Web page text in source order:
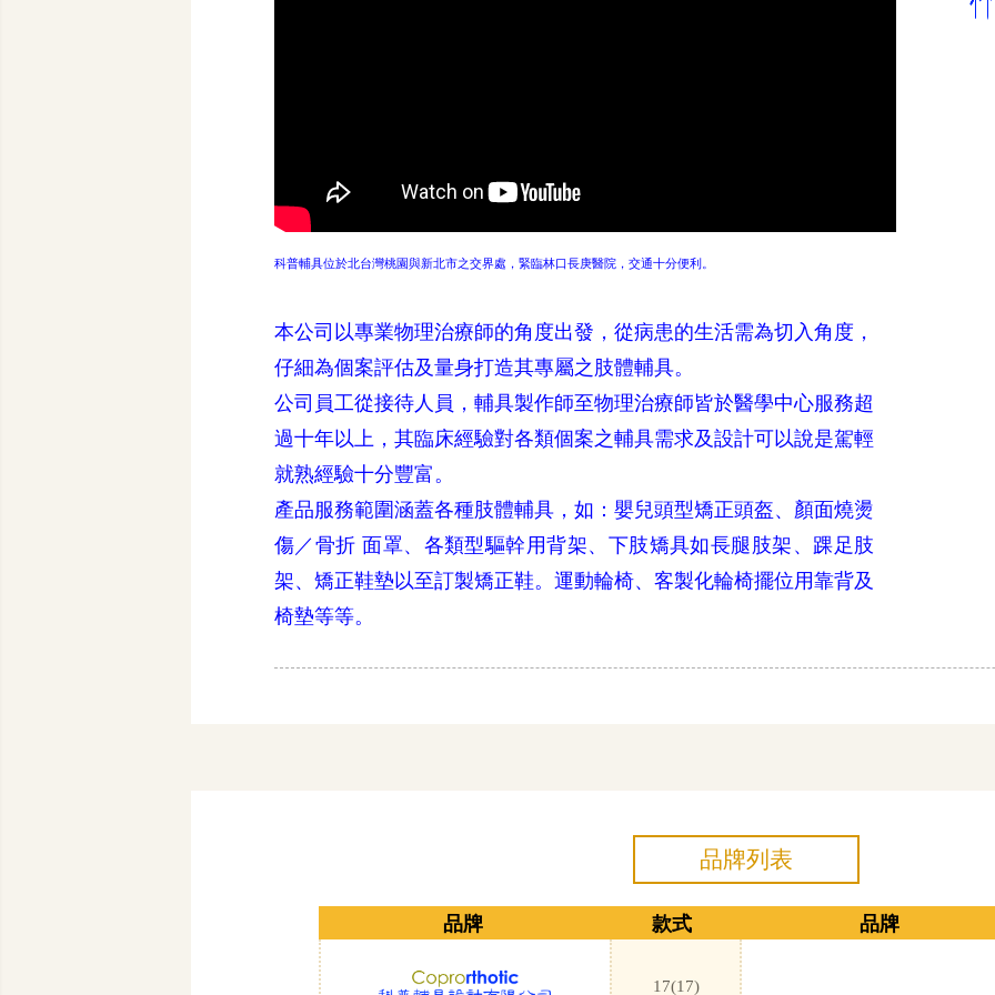
科普輔具位於北台灣桃園與新北市之交界處，緊臨林口長庚醫院，交通十分便利。
本公司以專業物理治療師的角度出發，從病患的生活需為切入角度，
仔細為個案評估及量身打造其專屬之肢體輔具。
公司員工從接待人員，輔具製作師至物理治療師皆於醫學中心服務超
過十年以上，其臨床經驗對各類個案之輔具需求及設計可以說是駕輕
就熟經驗十分豐富。
產品服務範圍涵蓋各種肢體輔具，如：嬰兒頭型矯正頭盔、顏面燒燙
傷／骨折 面罩、各類型驅幹用背架、下肢矯具如長腿肢架、踝足肢
架、矯正鞋墊以至訂製矯正鞋。運動輪椅、客製化輪椅擺位用靠背及
椅墊等等。
品牌列表
品牌 款式 品牌
17(17)